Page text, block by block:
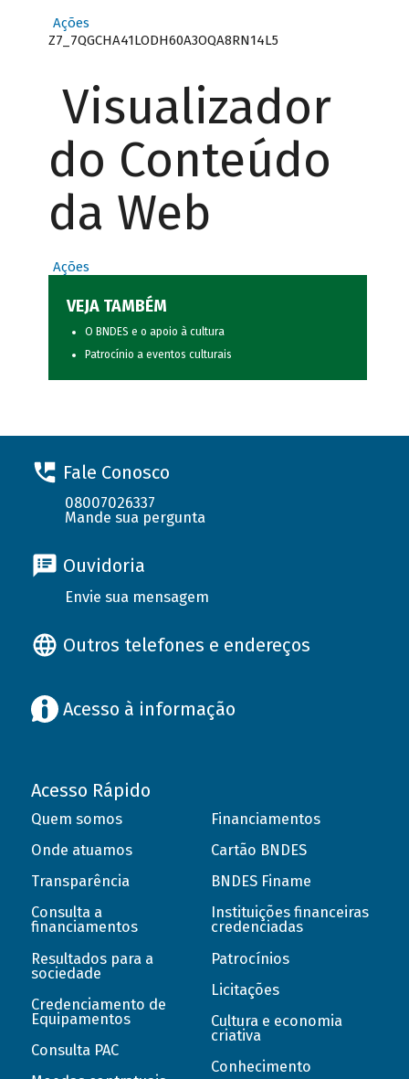
Ações
Z7_7QGCHA41LODH60A3OQA8RN14L5
Visualizador
do Conteúdo
da Web
Ações
VEJA TAMBÉM
O BNDES e o apoio à cultura
Patrocínio a eventos culturais
Fale Conosco
08007026337
Mande sua pergunta
Ouvidoria
Envie sua mensagem
Outros telefones e endereços
Acesso à informação
Acesso Rápido
Quem somos
Onde atuamos
Transparência
Consulta a
financiamentos
Resultados para a
sociedade
Credenciamento de
Equipamentos
Consulta PAC
Financiamentos
Cartão BNDES
BNDES Finame
Instituições financeiras
credenciadas
Patrocínios
Licitações
Cultura e economia
criativa
Conhecimento